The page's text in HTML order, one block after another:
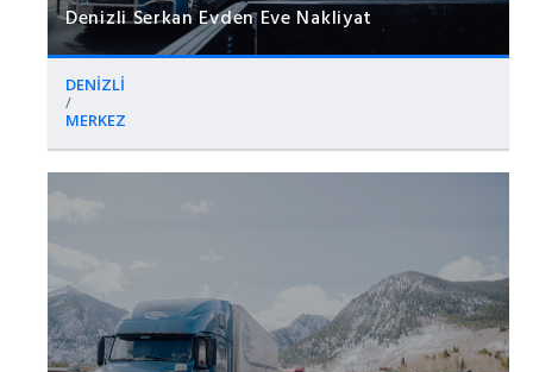
Denizli Serkan Evden Eve Nakliyat
DENİZLİ
/
MERKEZ